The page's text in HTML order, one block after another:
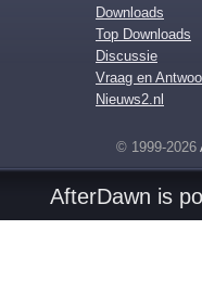
Downloads
Top Downloads
Discussie
Vraag en
Nieuws2.nl
© 1999-2026
AfterDawn is